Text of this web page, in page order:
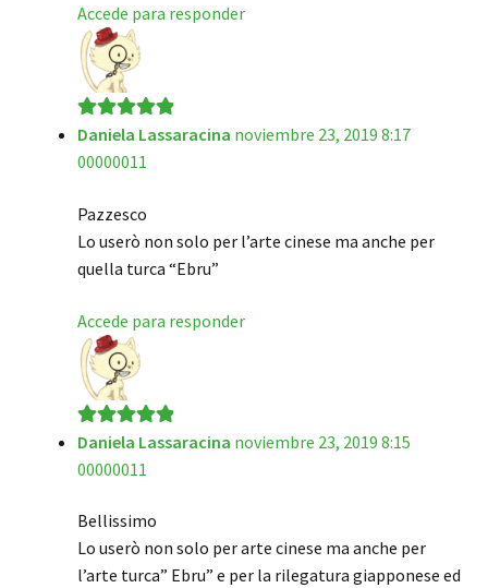
Accede para responder
Valorado en5
de 5
Daniela Lassaracina noviembre 23, 2019 8:17
00000011
Pazzesco
Lo userò non solo per l’arte cinese ma anche per
quella turca “Ebru”
Accede para responder
Valorado en5
de 5
Daniela Lassaracina noviembre 23, 2019 8:15
00000011
Bellissimo
Lo userò non solo per arte cinese ma anche per
l’arte turca” Ebru” e per la rilegatura giapponese ed